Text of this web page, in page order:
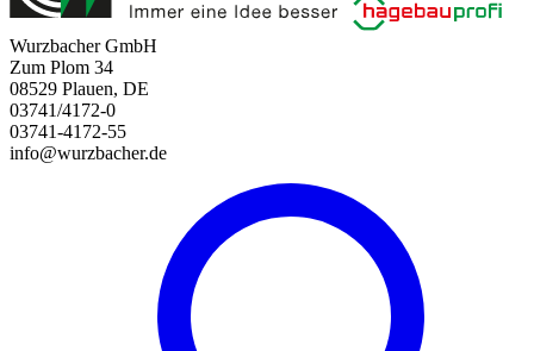
Wurzbacher GmbH
Zum Plom 34
08529 Plauen, DE
03741/4172-0
03741-4172-55
info@wurzbacher.de